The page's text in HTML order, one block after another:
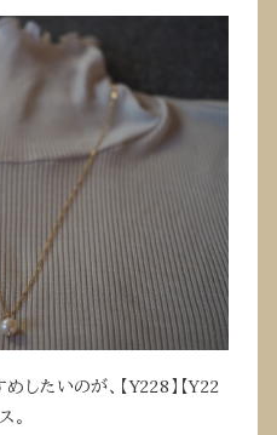
したいのが、【Y228】【Y22
。